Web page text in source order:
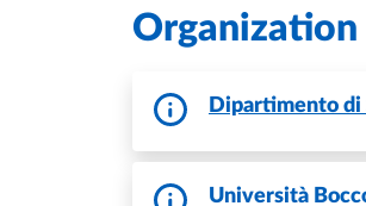
Organization
Dipartimento di
Università